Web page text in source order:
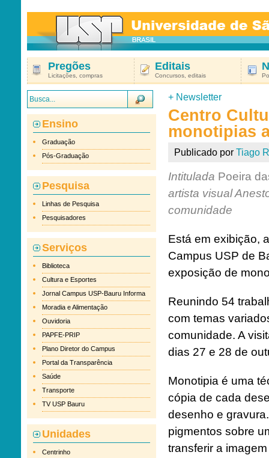
Pregões
Licitações, compras
Editais
Concursos, editais
Ensino
Graduação
Pós-Graduação
Pesquisa
Linhas de Pesquisa
Pesquisadores
Serviços
Biblioteca
Cultura e Esportes
Jornal Campus USP-Bauru Informa
Moradia e Alimentação
Ouvidoria
PAPFE-PRIP
Plano Diretor do Campus
Portal da Transparência
Saúde
Transporte
TV USP Bauru
Unidades
Centrinho
+ Newsletter
Centro
monotipias
Publicado por Tiago
Intitulada Poeira
artista visual
comunidade
Está em exibição,
Campus USP de
exposição de
Reunindo 54
com temas
comunidade. A
dias 27 e 28 de
Monotipia é uma
cópia de cada
desenho e
pigmentos sobre
transferir a